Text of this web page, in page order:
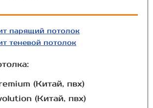
парящий потолок
теневой потолок
(Китай, пвх)
(Китай, пвх)